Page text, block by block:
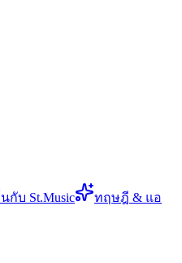
กับ St.Music
ทฤษฎี & แอ